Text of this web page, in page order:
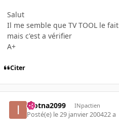
Salut
Il me semble que TV TOOL le fait
mais c'est a vérifier
A+
Citer
inotna2099 INpactien
Posté(e) le 29 janvier 200422 a